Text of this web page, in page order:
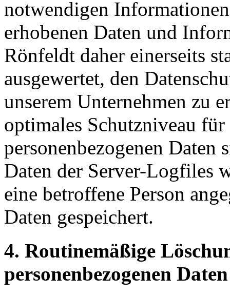
notwendigen
erhobenen Daten und
Rönfeldt daher einerseits
ausgewertet, den
unserem Unternehmen zu
optimales Schutzniveau
personenbezogenen Daten
Daten der Server-Logfiles
eine betroffene Person
Daten gespeichert.
4. Routinemäßige
personenbezogenen Daten